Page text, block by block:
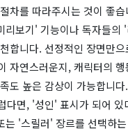
차를 따라주시는 것이 좋
리보기' 기능이나 독자들의
합니다. 선정적인 장면만
자연스러운지, 캐릭터의
도 높은 감상이 가능합니
다면, '성인' 표시가 되어 있
는 '스릴러' 장르를 선택하